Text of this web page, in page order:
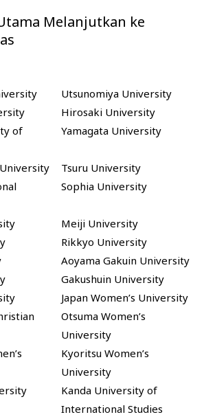
Melanjutkan ke
Utsunomiya University
Hirosaki University
of
Yamagata University
Tsuru University
Sophia University
Meiji University
Rikkyo University
Aoyama Gakuin University
Gakushuin University
Japan Women’s University
Otsuma Women’s
University
Kyoritsu Women’s
University
Kanda University of
International Studies